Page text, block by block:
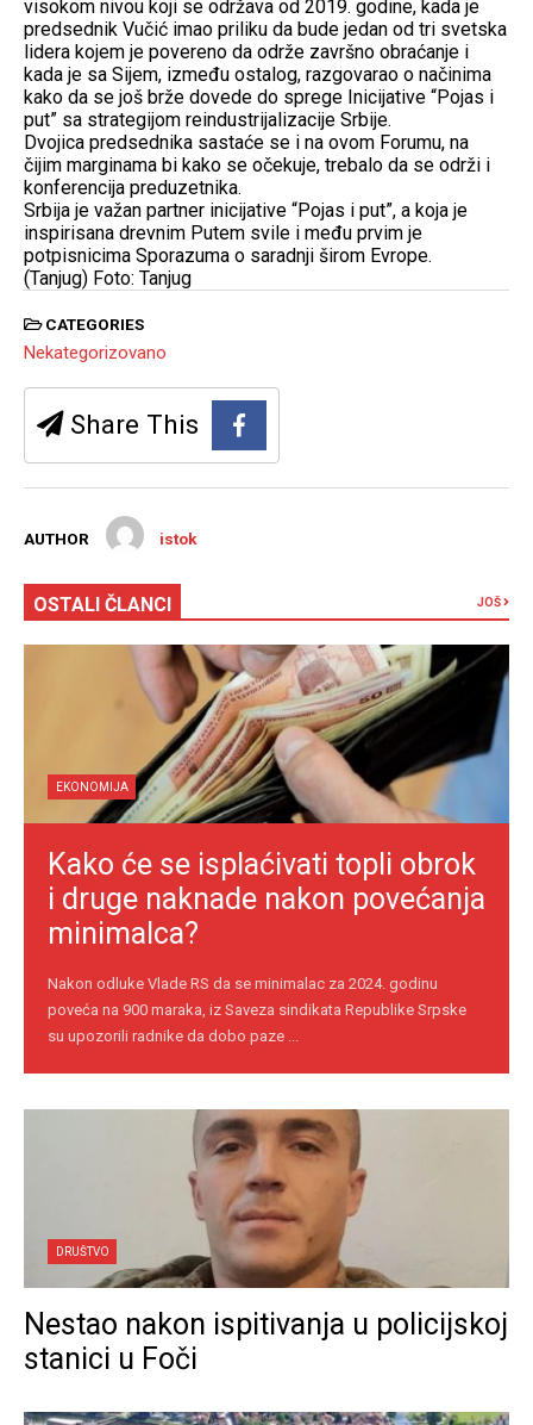
visokom nivou koji se održava od 2019. godine, kada je
predsednik Vučić imao priliku da bude jedan od tri svetska
lidera kojem je povereno da održe završno obraćanje i
kada je sa Sijem, između ostalog, razgovarao o načinima
kako da se još brže dovede do sprege Inicijative “Pojas i
put” sa strategijom reindustrijalizacije Srbije.
Dvojica predsednika sastaće se i na ovom Forumu, na
čijim marginama bi kako se očekuje, trebalo da se održi i
konferencija preduzetnika.
Srbija je važan partner inicijative “Pojas i put”, a koja je
inspirisana drevnim Putem svile i među prvim je
potpisnicima Sporazuma o saradnji širom Evrope.
(Tanjug) Foto: Tanjug
CATEGORIES
Nekategorizovano
Share This
AUTHOR istok
OSTALI ČLANCI JOŠ
EKONOMIJA
Kako će se isplaćivati topli obrok
i druge naknade nakon povećanja
minimalca?
Nakon odluke Vlade RS da se minimalac za 2024. godinu
poveća na 900 maraka, iz Saveza sindikata Republike Srpske
su upozorili radnike da dobo paze ...
DRUŠTVO
Nestao nakon ispitivanja u policijskoj
stanici u Foči